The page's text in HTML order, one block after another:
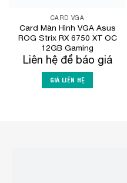
CARD VGA
Card Màn Hình VGA Asus
ROG Strix RX 6750 XT OC
12GB Gaming
Liên hệ để báo giá
GIÁ LIÊN HỆ